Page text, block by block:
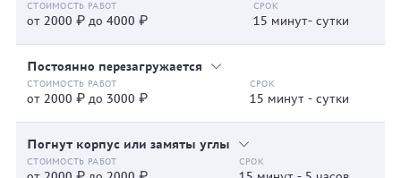
от 2000 ₽ до 4000 ₽ 15 минут- сутки
Постоянно перезагружается
от 2000 ₽ до 3000 ₽ 15 минут - сутки
Погнут корпус или замяты углы